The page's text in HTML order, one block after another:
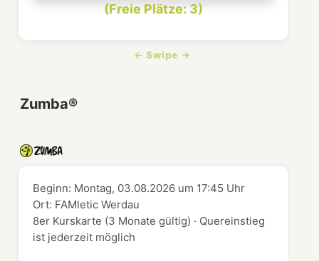
(Freie Plätze: 3)
Zumba®
Beginn: Montag, 03.08.2026 um 17:45 Uhr
Ort: FAMletic Werdau
8er Kurskarte (3 Monate gültig) · Quereinstieg
ist jederzeit möglich